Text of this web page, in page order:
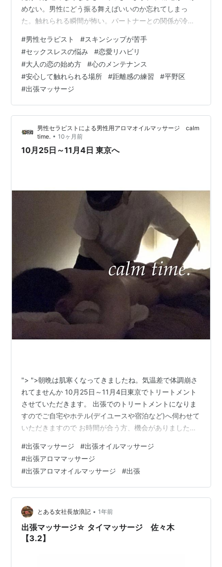
めない。男性にどう振る舞えばいいのか忘れてしまっ
た。触れられる瞬間が怖い。パートナーとの関係が冷え
痛みを抱えた女性がそっと羽を休めに来られる場所であ
りたいと願っております。 男性セラピストによるオイル
トリートメントRelaxTime ◆ このサロンは「練習のため
の、安全な場所」でございます 私がご提供しているの
は、単なるオイルトリートメントではございません。
「大切に触れられるとはどういう感…
#男性セラピスト #スキンシップが苦手
#セックスレスの悩み #恋愛リハビリ
#大人の恋の始め方 #心のメンテナンス
#安心して触れられる場所 #距離感の練習 #平野区
#出張マッサージ
男性セラピストによる男性用アロマオイルマッサージ calm
time. • 10ヶ月前
10月25日～11月4日 東京へ
"> ">朝晩は肌寒くなってきましたね。気温差で体調崩さ
れてませんか 10月25日～11月4日東京でトリートメント
させていただきます。 出張でのトリートメントになりま
すのでご自宅やホテル(デイユースや宿泊など)へ伺わせて
いただきますので お時間が合う方、機会がありましたら
て交通費などが発生する場合がありますので ご理解よろ
しくお願いします。(>_<) https://calmtime.p-kit.com/ 男
同士,男の趣味,大人の趣味,定年後の趣味,自分の時間,自分
へのご褒美,自分へのプレゼント,男性マッサージ,男性セ
ラピスト,男性施術者,メ…
#出張マッサージ #出張オイルマッサージ
#出張アロママッサージ
#出張アロマオイルマッサージ #出張
とある女社長放浪記 • 1年前
出張マッサージ☆ タイマッサージ 佐々木
【3.2】